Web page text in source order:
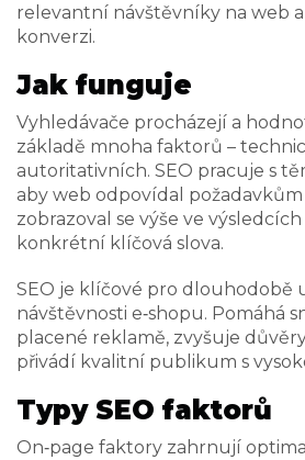
relevantní návštěvníky na web a
konverzi.
Jak funguje
Vyhledávače procházejí a
základě mnoha faktorů –
autoritativních. SEO pracuje s
aby web odpovídal
zobrazoval se výše ve
konkrétní klíčová slova.
SEO je klíčové pro dlouhodobě
návštěvnosti e‑shopu. Pomáhá
placené reklamě, zvyšuje
přivádí kvalitní publikum s
Typy SEO faktorů
On‑page faktory zahrnují